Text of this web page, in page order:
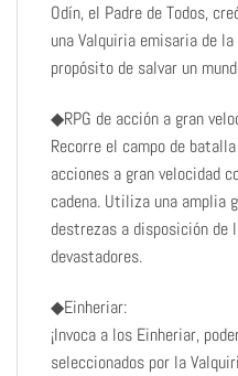
Odín, el Padre de Todos,
una Valquiria emisaria de
propósito de salvar un
◆RPG de acción a gran
Recorre el campo de
acciones a gran velocidad
cadena. Utiliza una amplia
destrezas a disposición de
devastadores.
◆Einheriar:
¡Invoca a los Einheriar,
seleccionados por la